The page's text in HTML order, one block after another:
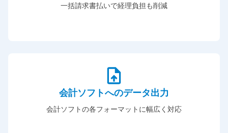
一括請求書払いで経理負担も削減
会計ソフトへのデータ出力
会計ソフトの各フォーマットに幅広く対応